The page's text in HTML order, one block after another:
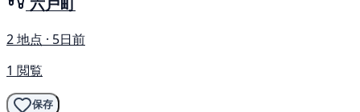
2 地点 · 5日前
1 閲覧
保存